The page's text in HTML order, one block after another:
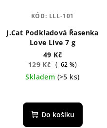
J.Cat Podkladová Řasenka
Love Live 7 g
49 Kč
129 Kč (–62 %)
Skladem (>5 ks)
Do košíku
KÓD: LLL-101